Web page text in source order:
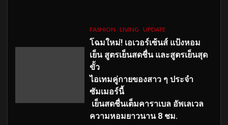
FASHION LIVING UPDATE
โฉมใหม่! เอเวอร์เซ้นส์ แป้งหอม
เย็น สูตรเย็นสดชื่น และสูตรเย็นสุด
ขั้ว
ไอเทมคู่กายของสาว ๆ ประจำ
ซัมเมอร์นี้
เย็นสดชื่นเต็มคาราเบล อัพเลเวล
ความหอมยาวนาน 8 ชม.